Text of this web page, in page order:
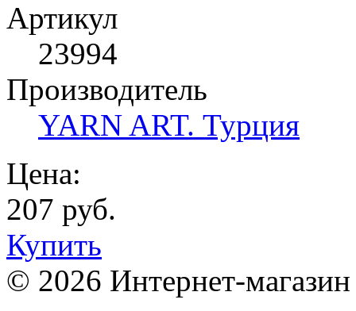
Артикул
23994
Производитель
YARN ART. Турция
Цена:
207 руб.
Купить
© 2026 Интернет-